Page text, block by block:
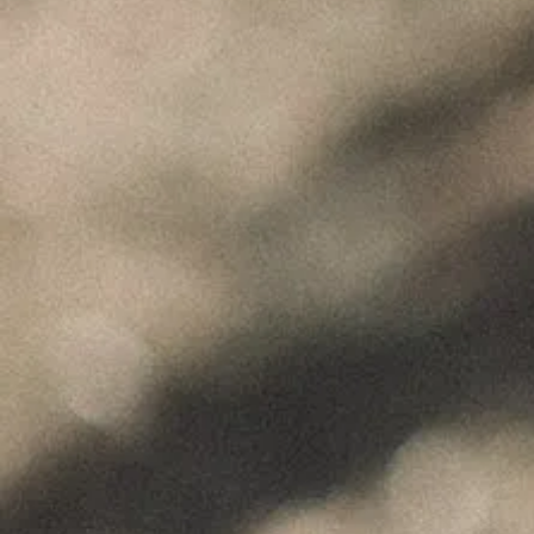
"Wine is not made for winemakers and
their friends alone, but I wish I will always
have plenty of them to share it with."
+351 912 844 136
Celeirós do Douro - Sabrosa
info@paulocoutinho.wine